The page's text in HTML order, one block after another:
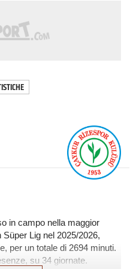
in campo nella maggior
Lig nel 2025/2026,
per un totale di 2694 minuti.
su 34 giornate.